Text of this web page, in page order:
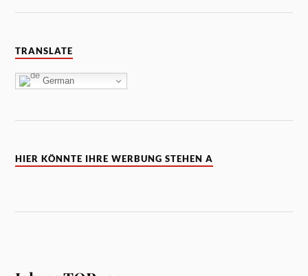
TRANSLATE
German
HIER KÖNNTE IHRE WERBUNG STEHEN A